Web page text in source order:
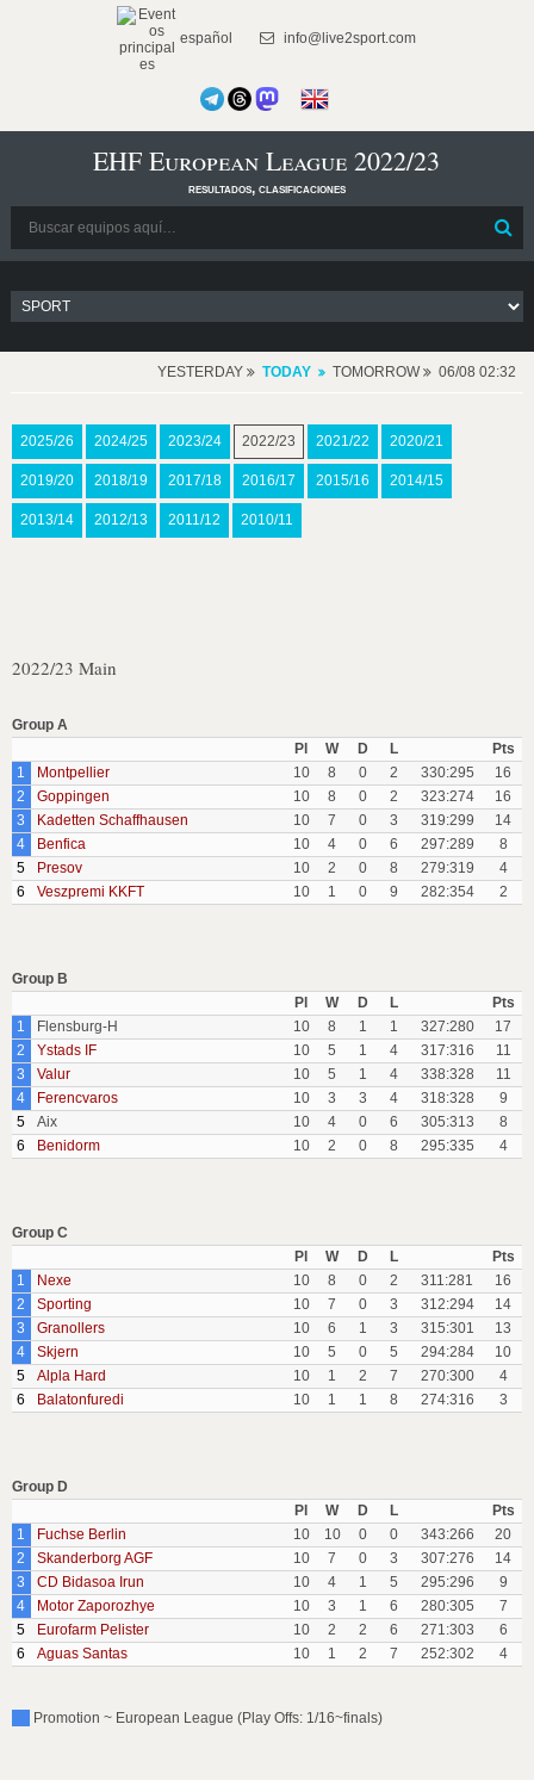
español info@live2sport.com
EHF European League 2022/23
resultados, clasificaciones
YESTERDAY TODAY TOMORROW 06/08 02:32
2025/26 2024/25 2023/24 2022/23 2021/22 2020/21
2019/20 2018/19 2017/18 2016/17 2015/16 2014/15
2013/14 2012/13 2011/12 2010/11
2022/23 Main
Group A
Pl
W D L
Pts
1
Montpellier 10 8 0 2 330:295
16
2
Goppingen 10 8 0 2 323:274
16
3
Kadetten Schaffhausen 10 7 0 3 319:299
14
4
Benfica 10 4 0 6 297:289
8
5
Presov 10 2 0 8 279:319
4
6
Veszpremi KKFT 10 1 0 9 282:354 2
Group B
Pl
W D L
Pts
1
Flensburg-H 10 8 1 1 327:280
17
2
Ystads IF 10 5 1 4 317:316
11
3
Valur 10 5 1 4 338:328
11
4
Ferencvaros 10 3 3 4 318:328
9
5
Aix 10 4 0 6 305:313
8
6
Benidorm 10 2 0 8 295:335 4
Group C
Pl
W D L
Pts
1
Nexe 10 8 0 2 311:281
16
2
Sporting 10 7 0 3 312:294
14
3
Granollers 10 6 1 3 315:301
13
4
Skjern 10 5 0 5 294:284
10
5
Alpla Hard 10 1 2 7 270:300
4
6
Balatonfuredi 10 1 1 8 274:316 3
Group D
Pl
W D L
Pts
1
Fuchse Berlin 10 10 0 0 343:266
20
2
Skanderborg AGF 10 7 0 3 307:276
14
3
CD Bidasoa Irun 10 4 1 5 295:296
9
4
Motor Zaporozhye 10 3 1 6 280:305
7
5
Eurofarm Pelister 10 2 2 6 271:303
6
6
Aguas Santas 10 1 2 7 252:302 4
Promotion ~ European League (Play Offs: 1/16~finals)